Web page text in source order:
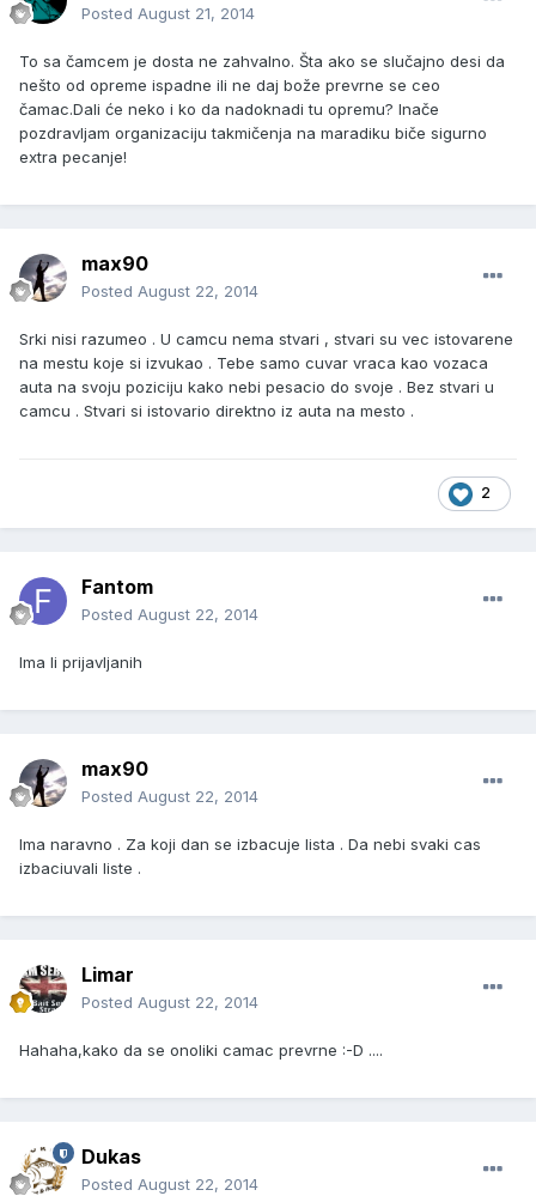
Posted August 21, 2014
To sa čamcem je dosta ne zahvalno. Šta ako se slučajno desi da
nešto od opreme ispadne ili ne daj bože prevrne se ceo
čamac.Dali će neko i ko da nadoknadi tu opremu? Inače
pozdravljam organizaciju takmičenja na maradiku biče sigurno
extra pecanje!
max90
Posted August 22, 2014
Srki nisi razumeo . U camcu nema stvari , stvari su vec istovarene
na mestu koje si izvukao . Tebe samo cuvar vraca kao vozaca
auta na svoju poziciju kako nebi pesacio do svoje . Bez stvari u
camcu . Stvari si istovario direktno iz auta na mesto .
2
Fantom
Posted August 22, 2014
Ima li prijavljanih
max90
Posted August 22, 2014
Ima naravno . Za koji dan se izbacuje lista . Da nebi svaki cas
izbaciuvali liste .
Limar
Posted August 22, 2014
Hahaha,kako da se onoliki camac prevrne :-D ....
Dukas
Posted August 22, 2014